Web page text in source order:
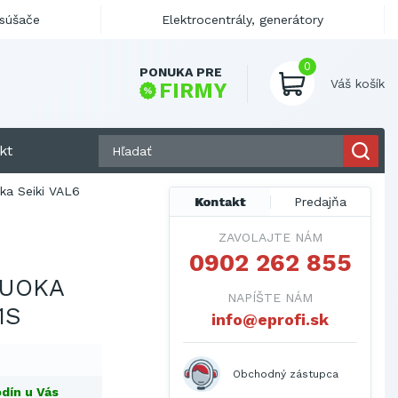
PONUKA PRE
FIRMY
0
Váš košík
Seiki VAL6
u Vás
Kontakt Predajňa
ZAVOLAJTE NÁM
0902 262 855
NAPÍŠTE NÁM
info@eprofi.sk
Obchodný zástupca
Elektrocentrály, generátory